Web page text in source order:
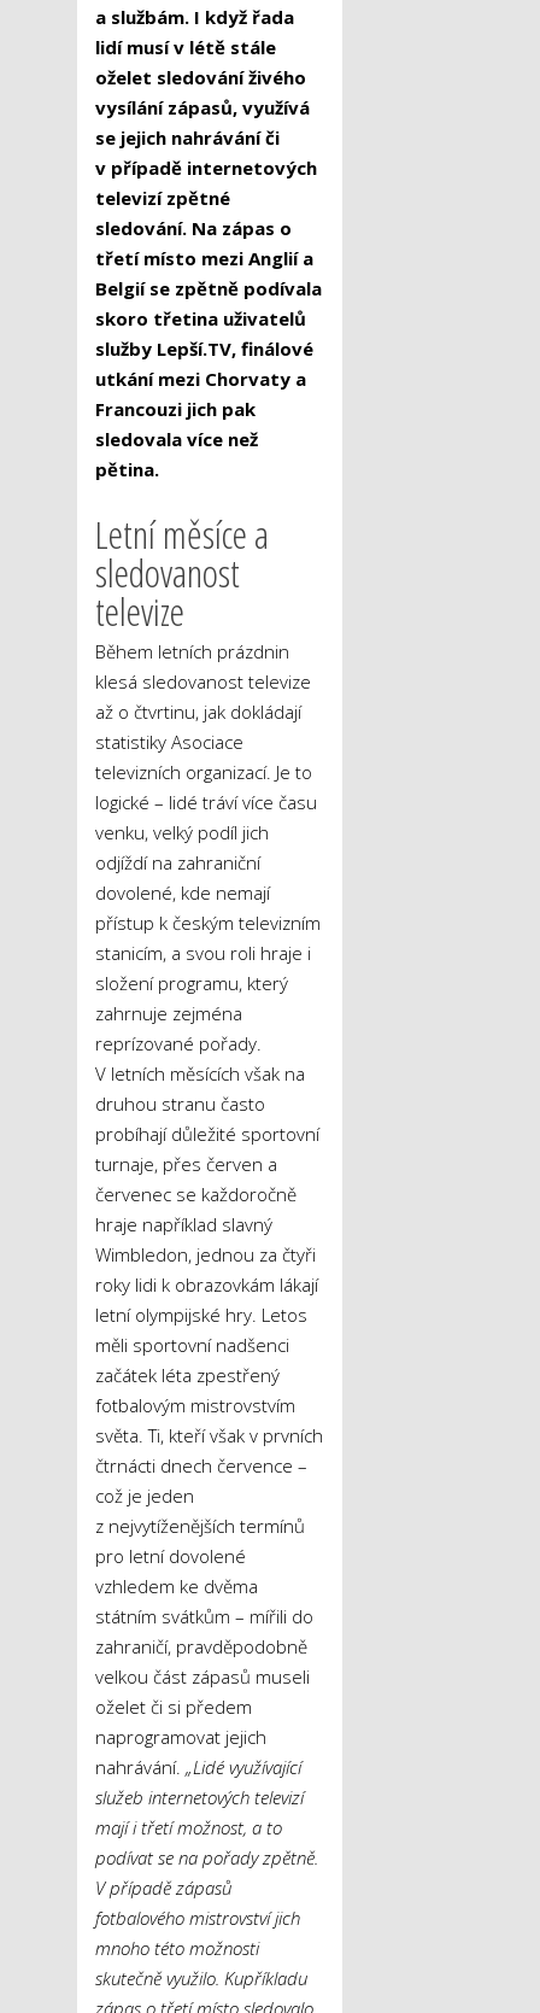
a službám. I když řada
lidí musí v létě stále
oželet sledování živého
vysílání zápasů, využívá
se jejich nahrávání či
v případě internetových
televizí zpětné
sledování. Na zápas o
třetí místo mezi Anglií a
Belgií se zpětně podívala
skoro třetina uživatelů
služby Lepší.TV, finálové
utkání mezi Chorvaty a
Francouzi jich pak
sledovala více než
pětina.
Letní měsíce a
sledovanost
televize
Během letních prázdnin
klesá sledovanost televize
až o čtvrtinu, jak dokládají
statistiky Asociace
televizních organizací. Je to
logické – lidé tráví více času
venku, velký podíl jich
odjíždí na zahraniční
dovolené, kde nemají
přístup k českým televizním
stanicím, a svou roli hraje i
složení programu, který
zahrnuje zejména
reprízované pořady.
V letních měsících však na
druhou stranu často
probíhají důležité sportovní
turnaje, přes červen a
červenec se každoročně
hraje například slavný
Wimbledon, jednou za čtyři
roky lidi k obrazovkám lákají
letní olympijské hry. Letos
měli sportovní nadšenci
začátek léta zpestřený
fotbalovým mistrovstvím
světa. Ti, kteří však v prvních
čtrnácti dnech července –
což je jeden
z nejvytíženějších termínů
pro letní dovolené
vzhledem ke dvěma
státním svátkům – mířili do
zahraničí, pravděpodobně
velkou část zápasů museli
oželet či si předem
naprogramovat jejich
nahrávání. „Lidé využívající
služeb internetových televizí
mají i třetí možnost, a to
podívat se na pořady zpětně.
V případě zápasů
fotbalového mistrovství jich
mnoho této možnosti
skutečně využilo. Kupříkladu
zápas o třetí místo sledovalo